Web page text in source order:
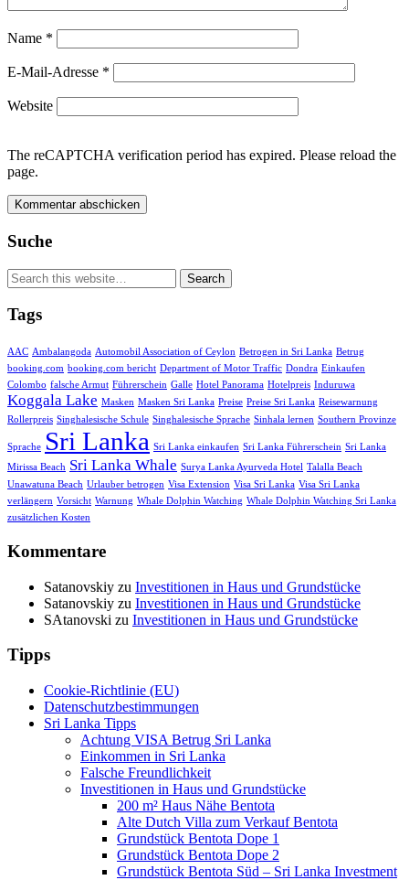
Name *
E-Mail-Adresse *
Website
The reCAPTCHA verification period has expired. Please reload the
page.
Suche
Tags
AAC Ambalangoda Automobil Association of Ceylon Betrogen in Sri Lanka Betrug
booking.com booking.com bericht Department of Motor Traffic Dondra Einkaufen
Colombo falsche Armut Führerschein Galle Hotel Panorama Hotelpreis Induruwa
Koggala Lake Masken Masken Sri Lanka Preise Preise Sri Lanka Reisewarnung
Rollerpreis Singhalesische Schule Singhalesische Sprache Sinhala lernen Southern Provinze
Sprache Sri Lanka Sri Lanka einkaufen Sri Lanka Führerschein Sri Lanka
Mirissa Beach Sri Lanka Whale Surya Lanka Ayurveda Hotel Talalla Beach
Unawatuna Beach Urlauber betrogen Visa Extension Visa Sri Lanka Visa Sri Lanka
verlängern Vorsicht Warnung Whale Dolphin Watching Whale Dolphin Watching Sri Lanka
zusätzlichen Kosten
Kommentare
Satanovskiy zu Investitionen in Haus und Grundstücke
Satanovskiy zu Investitionen in Haus und Grundstücke
SAtanovski zu Investitionen in Haus und Grundstücke
Tipps
Cookie-Richtlinie (EU)
Datenschutzbestimmungen
Sri Lanka Tipps
Achtung VISA Betrug Sri Lanka
Einkommen in Sri Lanka
Falsche Freundlichkeit
Investitionen in Haus und Grundstücke
200 m² Haus Nähe Bentota
Alte Dutch Villa zum Verkauf Bentota
Grundstück Bentota Dope 1
Grundstück Bentota Dope 2
Grundstück Bentota Süd – Sri Lanka Investment